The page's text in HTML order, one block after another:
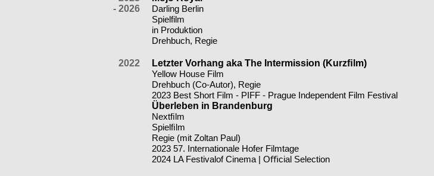
- 2026
Darling Berlin
Spielfilm
in Produktion
Drehbuch, Regie
2022
Letzter Vorhang aka The Intermission (Kurzﬁlm)
Yellow House Film
Drehbuch (Co-Autor), Regie
2023 Best Short Film - PIFF - Prague Independent Film Festival
Überleben in Brandenburg
Nextﬁlm
Spielﬁlm
Regie (mit Zoltan Paul)
2023 57. Internationale Hofer Filmtage
2024 LA Festivalof Cinema | Oﬃcial Selection